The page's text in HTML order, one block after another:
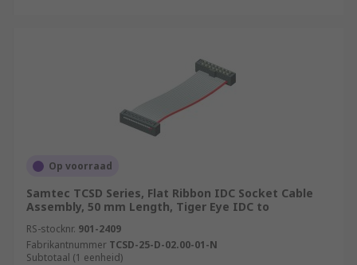
Op voorraad
Samtec TCSD Series, Flat Ribbon IDC Socket Cable
Assembly, 50 mm Length, Tiger Eye IDC to
RS-stocknr. 901-2409
Fabrikantnummer TCSD-25-D-02.00-01-N
Subtotaal (1 eenheid)